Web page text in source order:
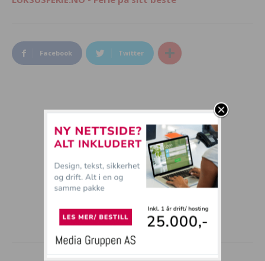
Facebook Twitter